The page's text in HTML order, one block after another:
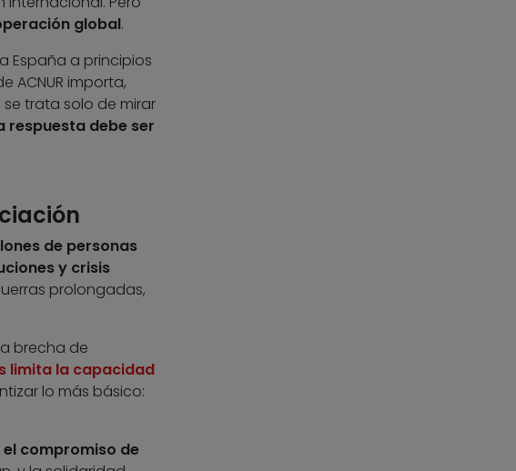
global.
España a principios
ACNUR importa,
trata solo de mirar
respuesta debe ser
de personas
y crisis
prolongadas,
brecha de
limita la capacidad
lo más básico:
compromiso de